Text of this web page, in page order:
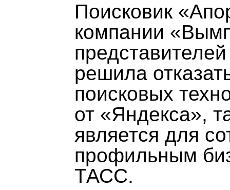
Поисковик
компании
решила
поисковых
от «Яндекса»,
является для
профильным
ТАСС.